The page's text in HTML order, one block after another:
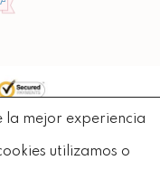
reservados.
la mejor experiencia
utilizamos o